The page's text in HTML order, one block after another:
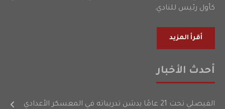
كأول رئيس للنادي.
أقرأ المزيد
أحدث الأخبار
الفيصلي تحت 21 عامًا يدشن تدريباته في المعسكر الأعدادي